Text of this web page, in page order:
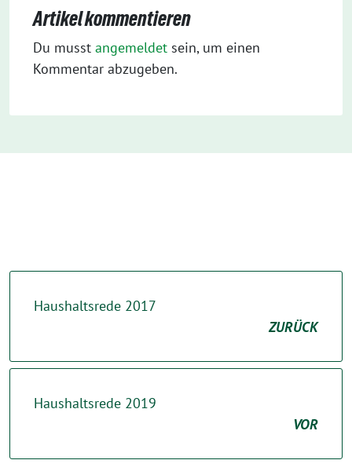
Artikel kommentieren
Du musst angemeldet sein, um einen
Kommentar abzugeben.
Haushaltsrede 2017
ZURÜCK
Haushaltsrede 2019
VOR